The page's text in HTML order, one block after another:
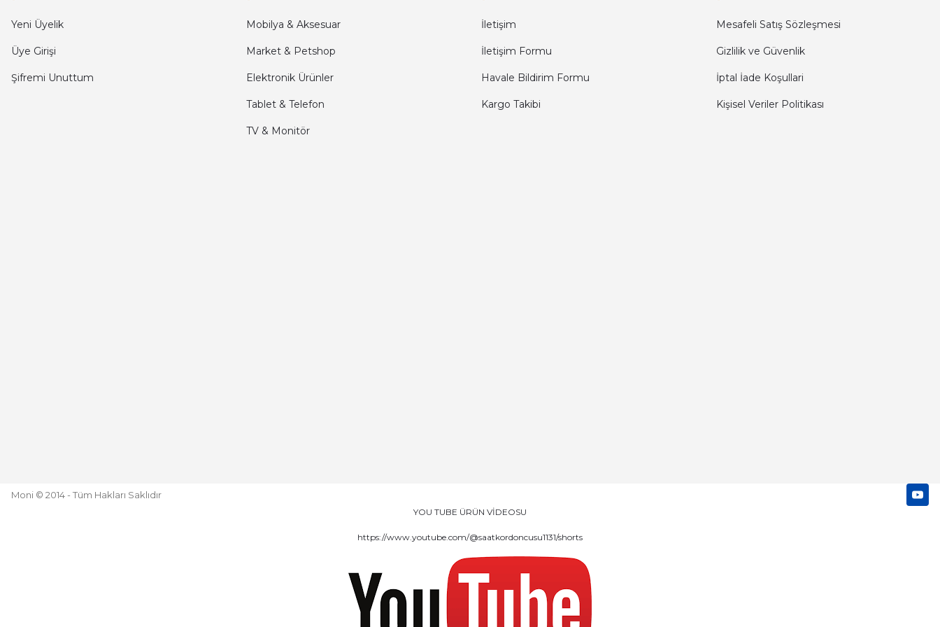
kargo hızlı
mehmet yıldız | 19/06/2025
seiko astron kordon 7x52
Yeni Üyelik
Üye Girişi
Şifremi Unuttum
Mobilya & Aksesuar
Market & Petshop
Elektronik Ürünler
Tablet & Telefon
TV & Monitör
İletişim
İletişim Formu
Havale Bildirim Formu
Kargo Takibi
Mesafeli Satış Sözleşmesi
Gizlilik ve Güvenlik
İptal İade Koşullari
Kişisel Veriler Politikası
Moni © 2014 - Tüm Hakları Saklıdır
YOU TUBE ÜRÜN VİDEOSU
https://www.youtube.com/@saatkordoncusu1131/shorts